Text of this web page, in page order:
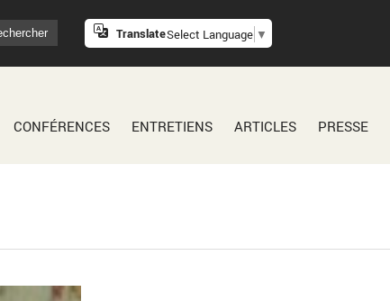
TranslateSelect Language ▼
CONFÉRENCES ENTRETIENS ARTICLES PRESSE